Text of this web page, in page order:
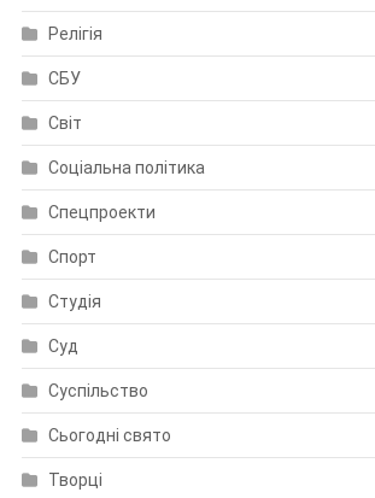
Релігія
СБУ
Світ
Соціальна політика
Спецпроекти
Спорт
Студія
Суд
Суспільство
Сьогодні свято
Творці